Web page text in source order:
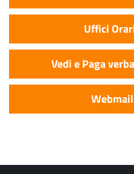
Uffici
Vedi e Paga